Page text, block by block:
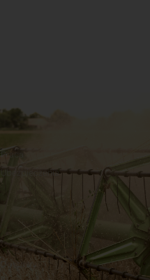
Dostawy
Praca
Ubezpieczenia